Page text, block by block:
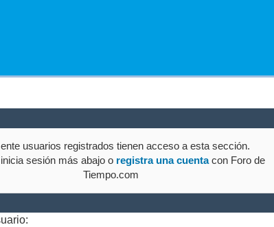
usuarios registrados tienen acceso a esta sección.
sesión más abajo o registra una cuentacon Foro de
Tiempo.com